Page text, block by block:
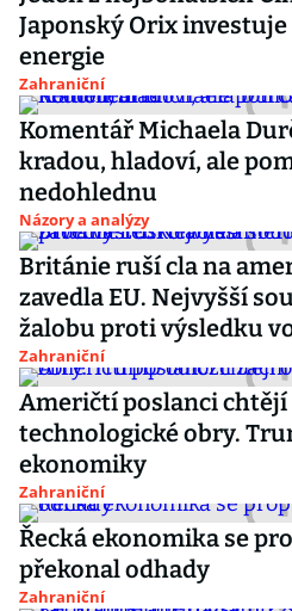
Japonský Orix
energie
Zahraniční
Komentář Michaela
kradou, hladoví, ale
nedohlednu
Názory a analýzy
Británie ruší cla na
zavedla EU. Nejvyšší
žalobu proti výsledku
Zahraniční
Američtí poslanci
technologické obry.
ekonomiky
Zahraniční
Řecká ekonomika se
překonal odhady
Zahraniční